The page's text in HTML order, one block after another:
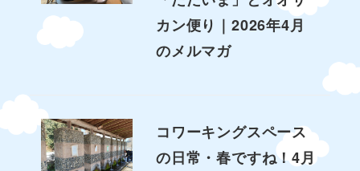
カン便り｜2026年4月
のメルマガ
コワーキングスペース
の日常・春ですね！4月